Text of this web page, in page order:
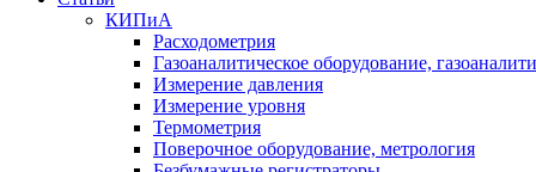
КИПиА
Расходометрия
Газоаналитическое оборудование,
Измерение давления
Измерение уровня
Термометрия
Поверочное оборудование, метрология